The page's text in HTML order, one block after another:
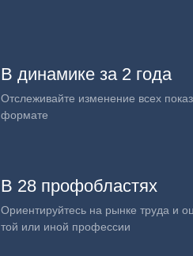
В динамике за 2 года
Отслеживайте изменение всех
формате
В 28 профобластях
Ориентируйтесь на рынке труда и
той или иной профессии